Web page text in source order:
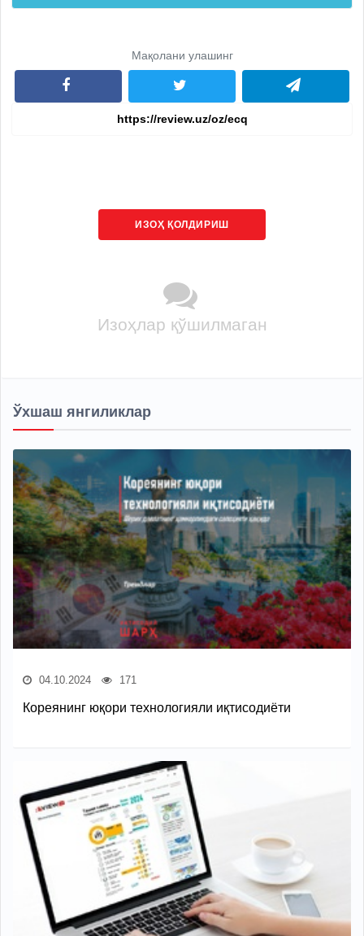
Мақолани улашинг
ИЗОҲ ҚОЛДИРИШ
Изоҳлар қўшилмаган
Ўхшаш янгиликлар
04.10.2024 171
Кореянинг юқори технологияли иқтисодиёти